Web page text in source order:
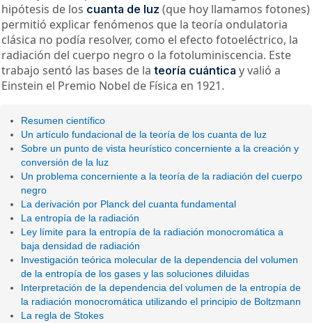
hipótesis de los cuanta de luz (que hoy llamamos fotones)
permitió explicar fenómenos que la teoría ondulatoria
clásica no podía resolver, como el efecto fotoeléctrico, la
radiación del cuerpo negro o la fotoluminiscencia. Este
trabajo sentó las bases de la teoría cuántica y valió a
Einstein el Premio Nobel de Física en 1921.
Resumen científico
Un artículo fundacional de la teoría de los cuanta de luz
Sobre un punto de vista heurístico concerniente a la creación y
conversión de la luz
Un problema concerniente a la teoría de la radiación del cuerpo
negro
La derivación por Planck del cuanta fundamental
La entropía de la radiación
Ley límite para la entropía de la radiación monocromática a
baja densidad de radiación
Investigación teórica molecular de la dependencia del volumen
de la entropía de los gases y las soluciones diluidas
Interpretación de la dependencia del volumen de la entropía de
la radiación monocromática utilizando el principio de Boltzmann
La regla de Stokes